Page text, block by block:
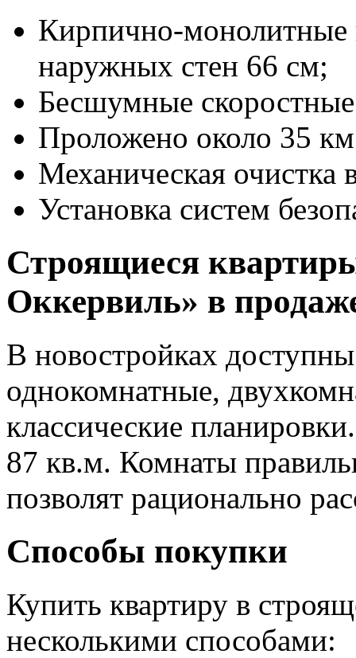
Кирпично-монолитные
наружных стен 66 см;
Бесшумные
Проложено около 35
Механическая
Установка систем
Строящиеся
Оккервиль» в
В новостройках
однокомнатные,
классические
87 кв.м. Комнаты
позволят рационально
Способы покупки
Купить квартиру в
несколькими способами: